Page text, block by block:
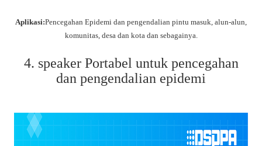
Aplikasi:Pencegahan Epidemi dan pengendalian pintu masuk, alun-alun,
komunitas, desa dan kota dan sebagainya.
4. speaker Portabel untuk pencegahan
dan pengendalian epidemi